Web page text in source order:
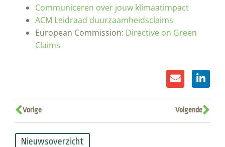
Communiceren over jouw klimaatimpact
ACM Leidraad duurzaamheidsclaims
European Commission: Directive on Green
Claims
Vorige Volgende
Nieuwsoverzicht